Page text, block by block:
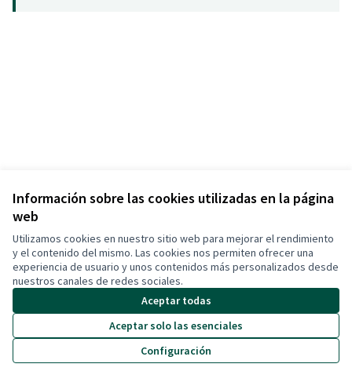
Información sobre las cookies utilizadas en la página
web
Utilizamos cookies en nuestro sitio web para mejorar el rendimiento
y el contenido del mismo. Las cookies nos permiten ofrecer una
experiencia de usuario y unos contenidos más personalizados desde
nuestros canales de redes sociales.
Aceptar todas
Aceptar solo las esenciales
Configuración
Términos y condiciones de uso
Configuración de cookies
Cerdanyola Participa en X
(Enlace externo)
Cerdanyola Participa en Facebook
(Enlace externo)
Cerdanyola Participa en Instagram
(Enlace externo)
Cerdanyola Participa en YouTube
(Enlace externo)
Castellano
Triar la llenguaElegir el idioma
Web creada consoftware libre .
Con licencia
(Enlace